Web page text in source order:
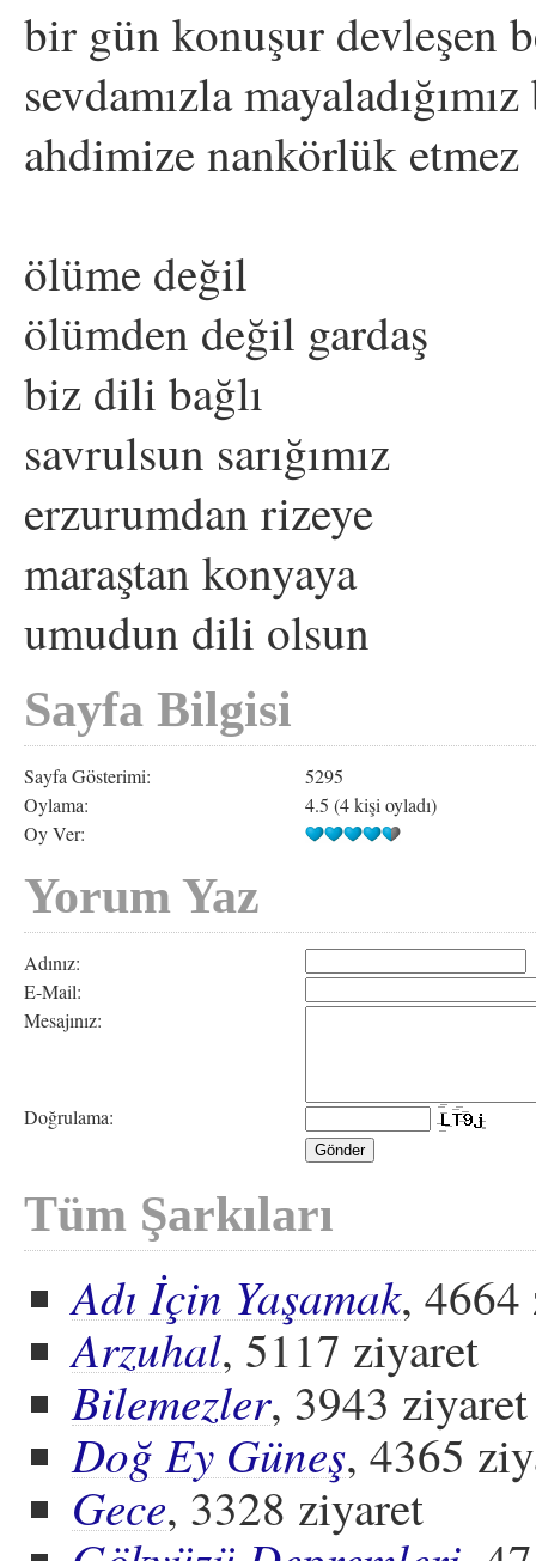
bir gün konuşur devleşen
sevdamızla
ahdimize nankörlük etmez
ölüme değil
ölümden değil gardaş
biz dili bağlı
savrulsun sarığımız
erzurumdan rizeye
maraştan konyaya
umudun dili olsun
Sayfa Bilgisi
Sayfa Gösterimi:
5295
Oylama:
4.5 (4 kişi oyladı)
Oy Ver:
Yorum Yaz
Adınız:
E-Mail:
Mesajınız:
Doğrulama:
Tüm Şarkıları
Adı İçin Yaşamak, 4664
Arzuhal, 5117 ziyaret
Bilemezler, 3943 ziyaret
Doğ Ey Güneş, 4365
Gece, 3328 ziyaret